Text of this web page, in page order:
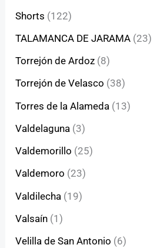
Shorts (122)
TALAMANCA DE JARAMA (23)
Torrejón de Ardoz (8)
Torrejón de Velasco (38)
Torres de la Alameda (13)
Valdelaguna (3)
Valdemorillo (25)
Valdemoro (23)
Valdilecha (19)
Valsaín (1)
Velilla de San Antonio (6)